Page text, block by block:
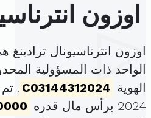
اوزون
اوزون انترناسيونال
الواحد ذات المسؤولية
الهوية C03144312024
2024 برأس مال قدره